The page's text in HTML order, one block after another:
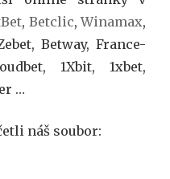
, Betclic,Winamax,
Betway, France-
1Xbit, 1xbet,
…
náš soubor: